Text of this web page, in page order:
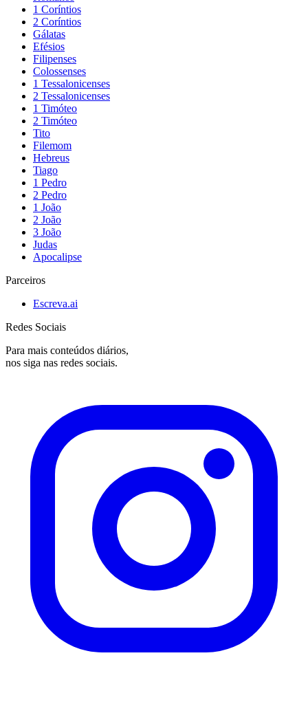
1 Coríntios
2 Coríntios
Gálatas
Efésios
Filipenses
Colossenses
1 Tessalonicenses
2 Tessalonicenses
1 Timóteo
2 Timóteo
Tito
Filemom
Hebreus
Tiago
1 Pedro
2 Pedro
1 João
2 João
3 João
Judas
Apocalipse
Parceiros
Escreva.ai
Redes Sociais
Para mais conteúdos diários,
nos siga nas redes sociais.